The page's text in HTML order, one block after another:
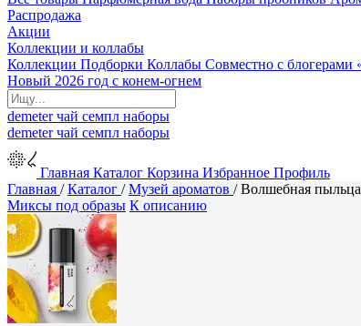
Распродажа
Акции
Коллекции и коллабы
Коллекции Подборки Коллабы Совместно с блогерами
Новый 2026 год с конем-огнем
demeterчай семпл наборы
demeterчай семпл наборы
Главная Каталог Корзина Избранное Профиль
Главная /Каталог /Музей ароматов /Волшебная пыльца
Миксы под образы К описанию